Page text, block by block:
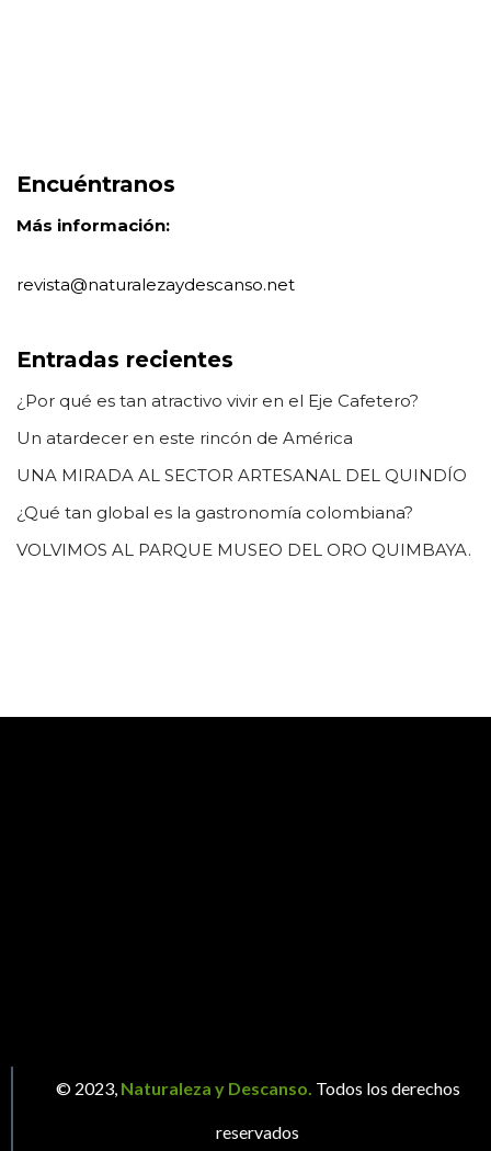
Encuéntranos
Más información:
revista@naturalezaydescanso.net
Entradas recientes
¿Por qué es tan atractivo vivir en el Eje Cafetero?
Un atardecer en este rincón de América
UNA MIRADA AL SECTOR ARTESANAL DEL QUINDÍO
¿Qué tan global es la gastronomía colombiana?
VOLVIMOS AL PARQUE MUSEO DEL ORO QUIMBAYA.
© 2023, Naturaleza y Descanso. Todos los derechos
reservados